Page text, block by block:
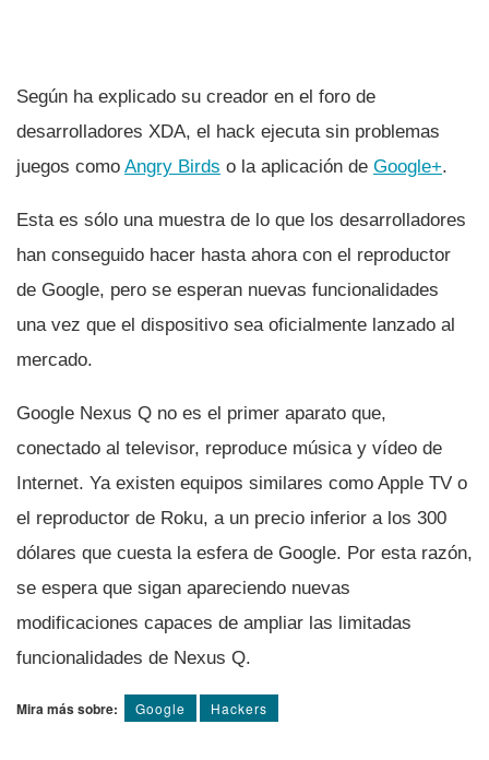
Según ha explicado su creador en el foro de
desarrolladores XDA, el hack ejecuta sin problemas
juegos como Angry Birds o la aplicación de Google+.
Esta es sólo una muestra de lo que los desarrolladores
han conseguido hacer hasta ahora con el reproductor
de Google, pero se esperan nuevas funcionalidades
una vez que el dispositivo sea oficialmente lanzado al
mercado.
Google Nexus Q no es el primer aparato que,
conectado al televisor, reproduce música y ví­deo de
Internet. Ya existen equipos similares como Apple TV o
el reproductor de Roku, a un precio inferior a los 300
dólares que cuesta la esfera de Google. Por esta razón,
se espera que sigan apareciendo nuevas
modificaciones capaces de ampliar las limitadas
funcionalidades de Nexus Q.
Mira más sobre: Google Hackers